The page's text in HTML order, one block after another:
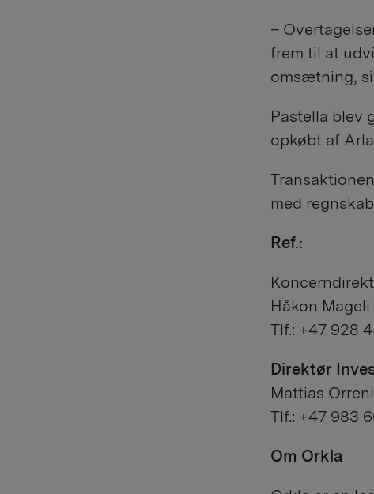
–
frem til at
omsætning,
Pastella blev
opkøbt af
med
Ref.:
Håkon Mageli
Tlf.: +47 928
Direktør
Mattias
Tlf.: +47 983
Om Orkla